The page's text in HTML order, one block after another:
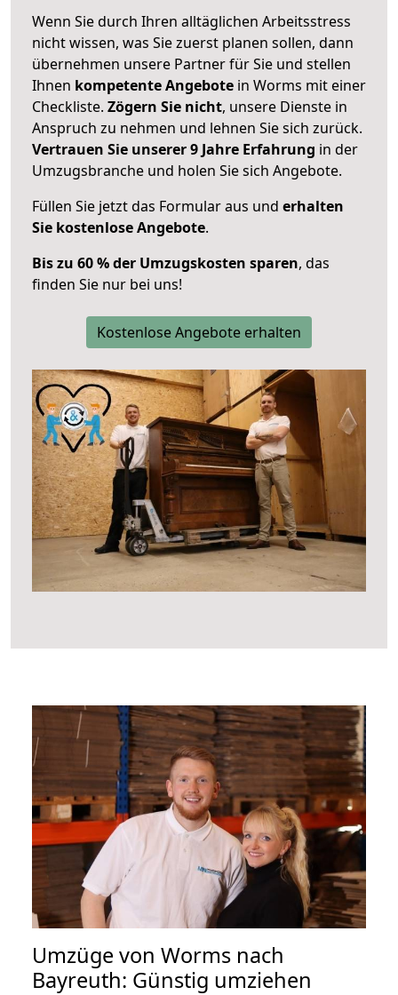
Wenn Sie durch Ihren alltäglichen Arbeitsstress
nicht wissen, was Sie zuerst planen sollen, dann
übernehmen unsere Partner für Sie und stellen
Ihnen kompetente Angebote in Worms mit einer
Checkliste. Zögern Sie nicht, unsere Dienste in
Anspruch zu nehmen und lehnen Sie sich zurück.
Vertrauen Sie unserer 9 Jahre Erfahrung in der
Umzugsbranche und holen Sie sich Angebote.
Füllen Sie jetzt das Formular aus und erhalten
Sie kostenlose Angebote.
Bis zu 60 % der Umzugskosten sparen, das
finden Sie nur bei uns!
Kostenlose Angebote erhalten
Umzüge von Worms nach
Bayreuth: Günstig umziehen